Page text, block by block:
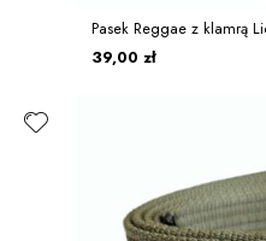
Pasek Reggae z klamrą
39,00 zł